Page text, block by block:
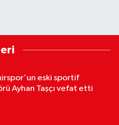
eski sportif
Ayhan Taşçı vefat etti